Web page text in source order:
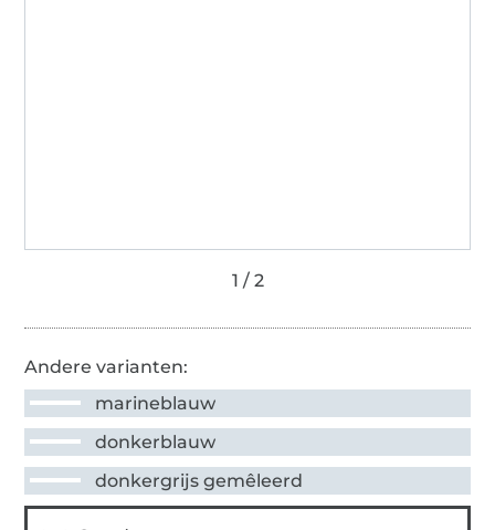
Andere varianten:
marineblauw
donkerblauw
donkergrijs gemêleerd